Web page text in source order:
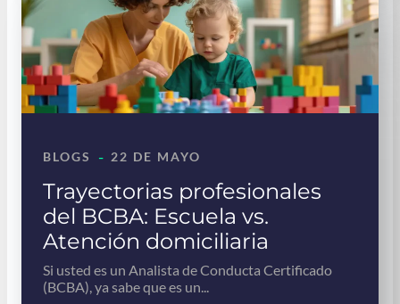
Trayectorias profesionales
del BCBA: Escuela vs.
Atención domiciliaria
BLOGS - 22 DE MAYO
Si usted es un Analista de Conducta Certificado
(BCBA), ya sabe que es un...